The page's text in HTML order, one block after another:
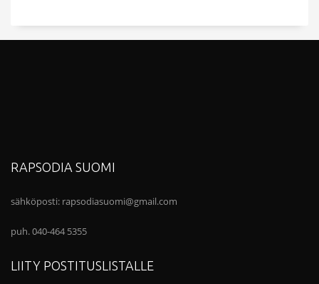
RAPSODIA SUOMI
sähköposti: rapsodiasuomi@gmail.com
puh. 040-464 5355
LIITY POSTITUSLISTALLE